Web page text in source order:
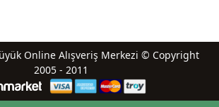
Online Alışveriş Merkezi © Copyright
2005 - 2011